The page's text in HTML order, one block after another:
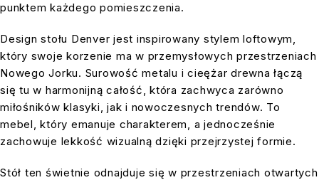
punktem każdego pomieszczenia.
Design stołu Denver jest inspirowany stylem loftowym,
który swoje korzenie ma w przemysłowych przestrzeniach
Nowego Jorku. Surowość metalu i cieężar drewna łączą
się tu w harmonijną całość, która zachwyca zarówno
miłośników klasyki, jak i nowoczesnych trendów. To
mebel, który emanuje charakterem, a jednocześnie
zachowuje lekkość wizualną dzięki przejrzystej formie.
Stół ten świetnie odnajduje się w przestrzeniach otwartych